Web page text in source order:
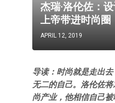
杰瑞·洛伦佐：
上帝带进时尚圈
APRIL 12, 2019
导读：时尚就是走出
无二的自己。洛伦佐
尚产业，他相信自己